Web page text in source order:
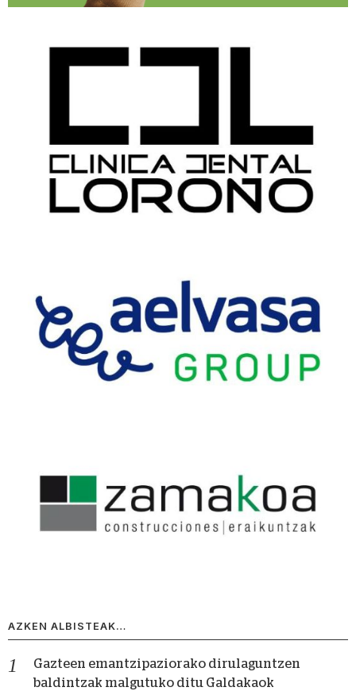
AZKEN ALBISTEAK…
Gazteen emantzipaziorako dirulaguntzen
baldintzak malgutuko ditu Galdakaok